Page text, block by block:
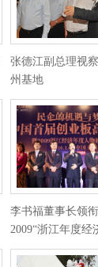
张德江副总理视
州基地
李书福董事长领衔
2009“浙江年度经